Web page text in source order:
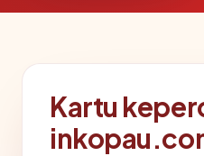
Kartu